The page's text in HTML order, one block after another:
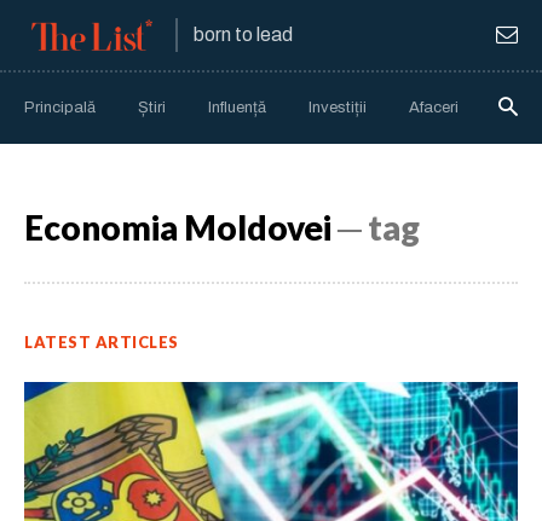
born to lead
Principală Știri Influență Investiții Afaceri
Economia Moldovei─ tag
LATEST ARTICLES